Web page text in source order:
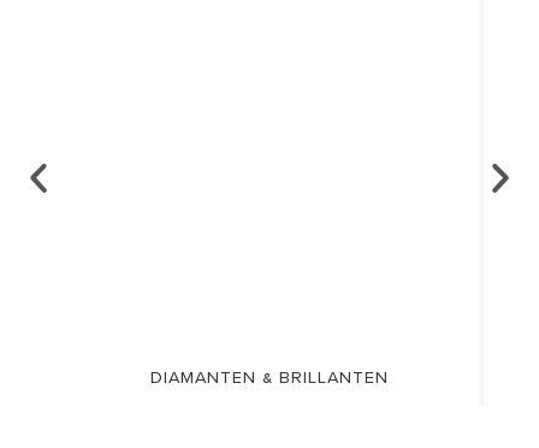
DIAMANTEN & BRILLANTEN